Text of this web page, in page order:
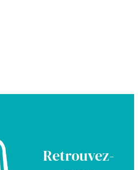
Retrouvez-